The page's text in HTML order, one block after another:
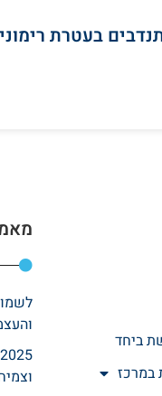
בעטרת
ביחד
במרכז